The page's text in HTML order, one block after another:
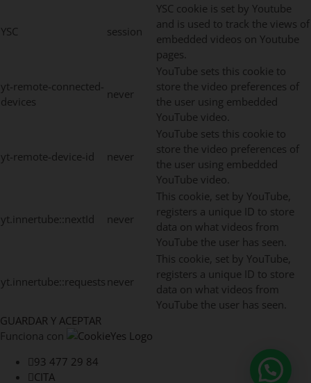
YSC session
YSC cookie is set by Youtube
and is used to track the views of
embedded videos on Youtube
pages.
yt-remote-connected-
devices
never
YouTube sets this cookie to
store the video preferences of
the user using embedded
YouTube video.
yt-remote-device-id never
YouTube sets this cookie to
store the video preferences of
the user using embedded
YouTube video.
yt.innertube::nextId never
This cookie, set by YouTube,
registers a unique ID to store
data on what videos from
YouTube the user has seen.
yt.innertube::requests never
This cookie, set by YouTube,
registers a unique ID to store
data on what videos from
YouTube the user has seen.
GUARDAR Y ACEPTAR
Funciona con
93 477 29 84
CITA